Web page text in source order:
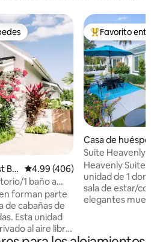
entre huéspedes
Ba
Calificación promedio: 4.99 de
4.99 (406)
1 baño a
Mile Beach
forman parte
de cabañas de
al aire libre
nos
De los mejores
Favorito entre
Casa de
d Harbour
Suite Heavenly 1
Heavenly Suite
unidad de 1
sala de estar/
elegantes
última